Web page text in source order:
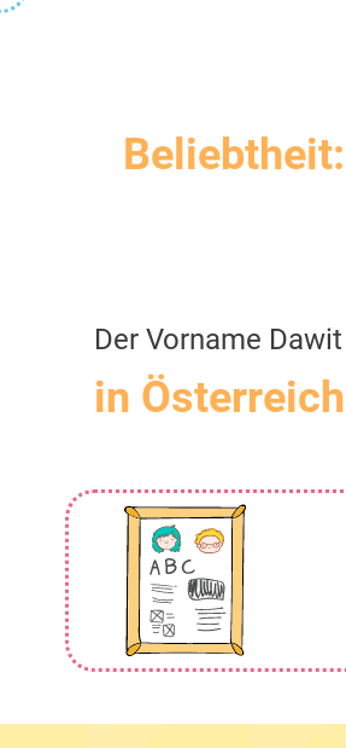
Beliebtheit:
Der Vorname Dawit
in Österreich